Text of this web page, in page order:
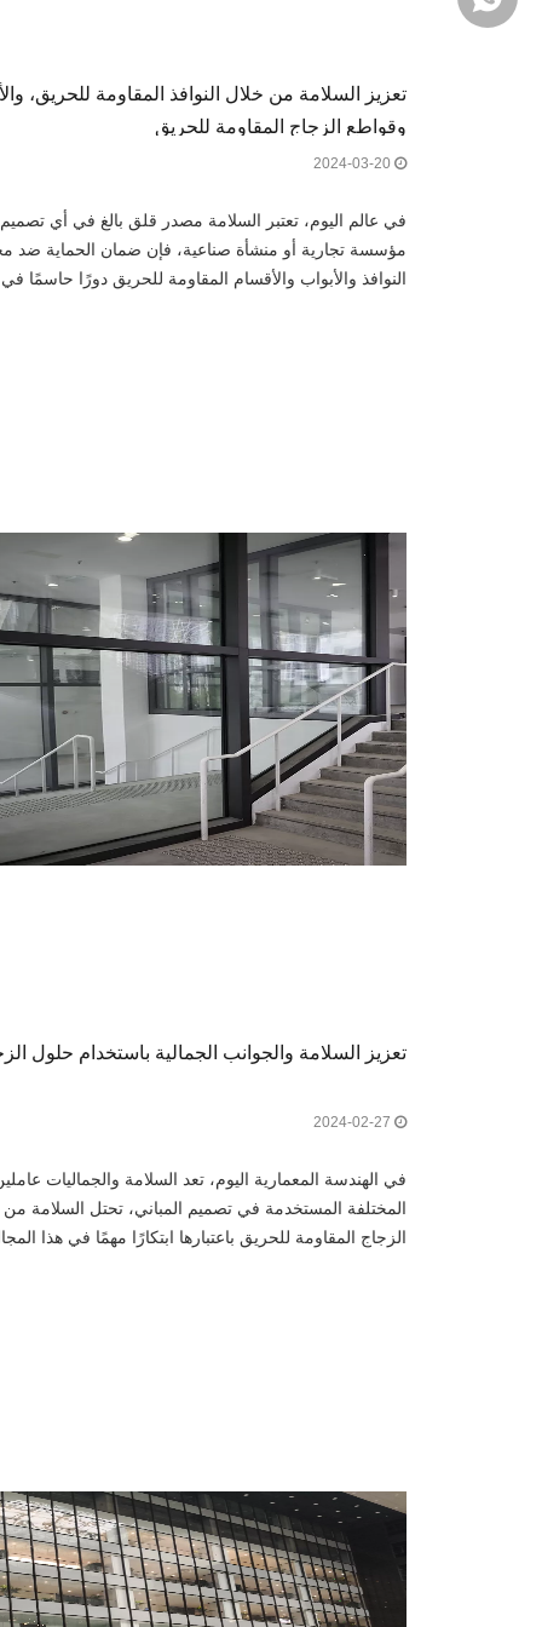
تعزيز السلامة من خلال النوافذ المقاومة للحريق،
وقواطع الزجاج المقاومة للحريق
في عالم اليوم، تعتبر السلامة مصدر قلق بالغ في أي
مؤسسة تجارية أو منشأة صناعية، فإن ضمان الحماية ضد
النوافذ والأبواب والأقسام المقاومة للحريق دورًا حاسمًا
تعزيز السلامة والجوانب الجمالية باستخدام حلول
في الهندسة المعمارية اليوم، تعد السلامة والجماليات
المختلفة المستخدمة في تصميم المباني، تحتل السلامة
الزجاج المقاومة للحريق باعتبارها ابتكارًا مهمًا في هذا